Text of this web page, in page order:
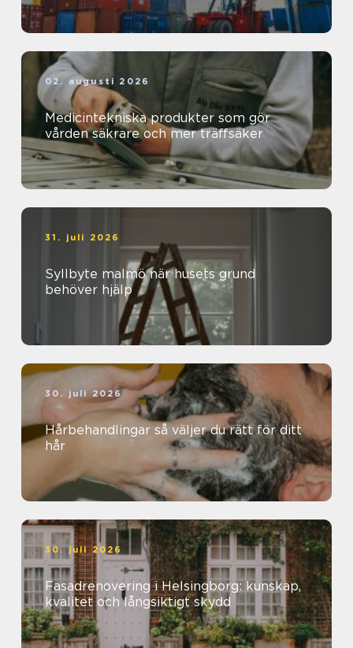
02. augusti 2026
Medicintekniska produkter som gör
vården säkrare och mer träffsäker
31. juli 2026
Syllbyte malmö när husets grund
behöver hjälp
30. juli 2026
Hårbehandlingar så väljer du rätt för ditt
hår
30. juli 2026
Fasadrenovering i Helsingborg: kunskap,
kvalitet och långsiktigt skydd